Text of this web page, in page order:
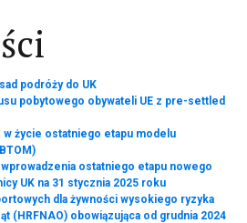
podróży do UK
pobytowego obywateli UE z pre-settled
w życie ostatniego etapu modelu
ostatniego etapu nowego
UK na 31 stycznia 2025 roku
dla żywności wysokiego ryzyka
(HRFNAO) obowiązująca od grudnia 2024